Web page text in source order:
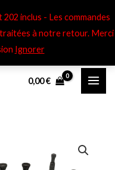
inclus - Les commandes
à notre retour​. Merci
Ignorer
0,00€